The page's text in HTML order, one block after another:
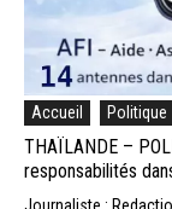
Accueil Politique
THAÏLANDE –
responsabilités